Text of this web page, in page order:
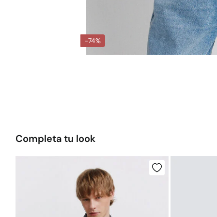
-74%
Completa tu look